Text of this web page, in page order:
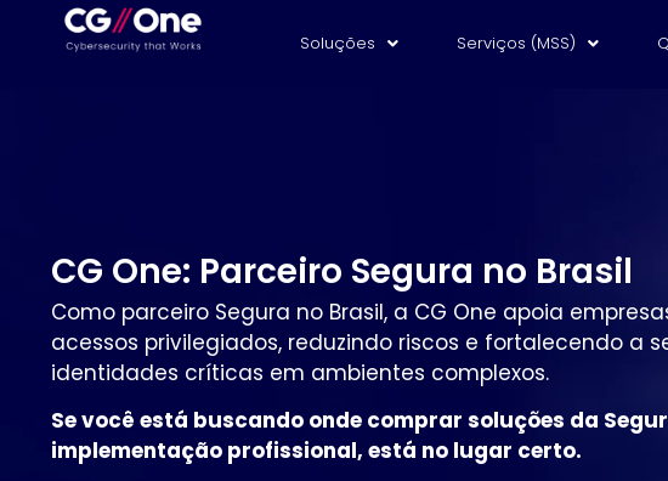
Soluções Serviços (MSS)
CG One: Parceiro Segura no Brasil
Como parceiro Segura no Brasil, a CG One apoia
acessos privilegiados, reduzindo riscos e fortalecendo a
identidades críticas em ambientes complexos.
Se você está buscando onde comprar soluções da
implementação profissional, está no lugar certo.